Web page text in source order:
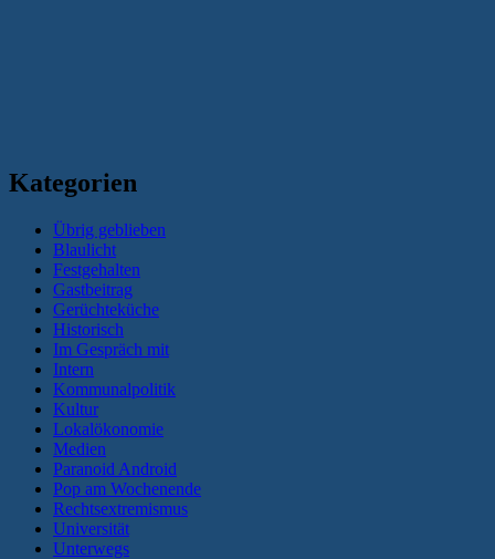
Kategorien
Übrig geblieben
Blaulicht
Festgehalten
Gastbeitrag
Gerüchteküche
Historisch
Im Gespräch mit
Intern
Kommunalpolitik
Kultur
Lokalökonomie
Medien
Paranoid Android
Pop am Wochenende
Rechtsextremismus
Universität
Unterwegs